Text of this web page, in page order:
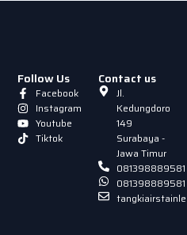
Follow Us
Facebook
Instagram
Youtube
Tiktok
Contact us
Jl.
Kedungdoro
149
Surabaya -
Jawa Timur
081398889581
081398889581